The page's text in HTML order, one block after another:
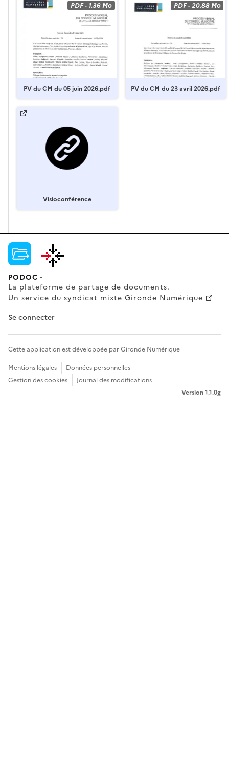
PDF- 1.36 Mo
PV du CM du 05 juin 2026.pdf
PDF-20.88 Mo
PV du CM du 23 avril 2026.pdf
Visioconférence
PODOC -
La plateforme de partage de documents.
Un service du syndicat mixte Gironde Numérique
Se connecter
Cette application est développée par Gironde Numérique
Mentions légales
Données personnelles
Gestion des cookies
Journal des modifications
Version 1.1.0g